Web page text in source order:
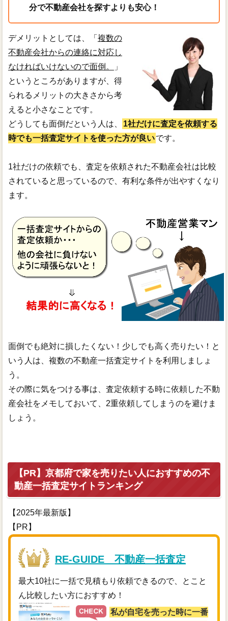
分で不動産会社を探すよりも安心！
デメリットとしては、「 複数の
不動産会社からの連絡に対応し
なければいけないので面倒。
」
というところがありますが、得
られるメリットの大きさから考
えると小さなことです。
どうしても面倒だという人は、
1社だけに査定を依頼する
時でも一括査定サイトを使った方が良いです。
1社だけの依頼でも、査定を依頼された不動産会社は比較
されていると思っているので、有利な条件が出やすくなり
ます。
面倒でも絶対に損したくない！少しでも高く売りたい！と
いう人は、複数の不動産一括査定サイトを利用しましょ
う。
その際に気をつける事は、査定依頼する時に依頼した不動
産会社をメモしておいて、2重依頼してしまうのを避けま
しょう。
【PR】京都府で家を売りたい人におすすめの不
動産一括査定サイトランキング
【2025年最新版】
【PR】
RE-GUIDE 不動産一括査定
最大10社に一括で見積もり依頼できるので、とこと
ん比較したい方におすすめ！
私が自宅を売った時に一番